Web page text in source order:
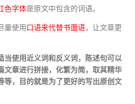
色字体是原文中包含的词语。
量使用口语来代替书面语，让文章更
当使用近义词和反义词，陈述句可以
章进行拼接，化繁为简， 取其精华
等，目的就是为了更好的写出原创文